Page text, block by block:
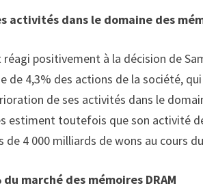
activités dans le domaine des
réagi positivement à la décision de
de 4,3% des actions de la société,
de ses activités dans le
estiment toutefois que son activité
de 4 000 milliards de wons au cours
du marché des mémoires DRAM